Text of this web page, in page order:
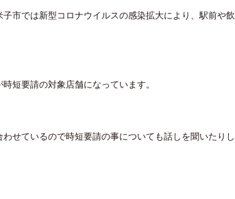
市では新型コロナウイルスの感染拡大により、駅前や飲
短要請の対象店舗になっています。
せているので時短要請の事についても話しを聞いたりし